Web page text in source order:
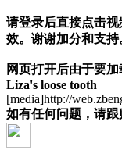
请登录后直接点击视
效。谢谢加分和支持
网页打开后由于要
Liza's loose tooth
[media]http://
如有任何问题，请跟